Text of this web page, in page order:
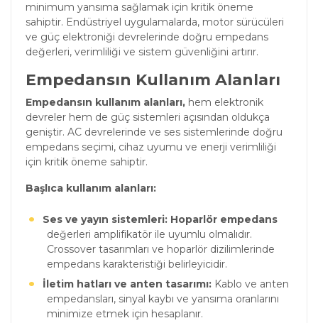
minimum yansıma sağlamak için kritik öneme
sahiptir. Endüstriyel uygulamalarda, motor sürücüleri
ve güç elektroniği devrelerinde doğru empedans
değerleri, verimliliği ve sistem güvenliğini artırır.
Empedansın Kullanım Alanları
Empedansın kullanım alanları, hem elektronik
devreler hem de güç sistemleri açısından oldukça
geniştir. AC devrelerinde ve ses sistemlerinde doğru
empedans seçimi, cihaz uyumu ve enerji verimliliği
için kritik öneme sahiptir.
Başlıca kullanım alanları:
Ses ve yayın sistemleri: Hoparlör empedans
değerleri amplifikatör ile uyumlu olmalıdır.
Crossover tasarımları ve hoparlör dizilimlerinde
empedans karakteristiği belirleyicidir.
İletim hatları ve anten tasarımı: Kablo ve anten
empedansları, sinyal kaybı ve yansıma oranlarını
minimize etmek için hesaplanır.